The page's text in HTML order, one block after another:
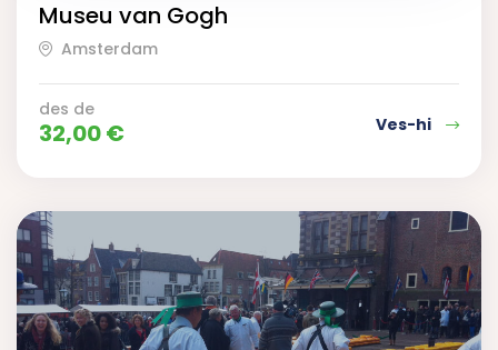
Museu van Gogh
Amsterdam
des de
32,00€ Ves-hi